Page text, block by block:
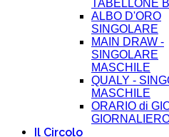
TABELLONE B
ALBO D'ORO
SINGOLARE
MAIN DRAW -
SINGOLARE
MASCHILE
QUALY -
MASCHILE
ORARIO di
Il Circolo